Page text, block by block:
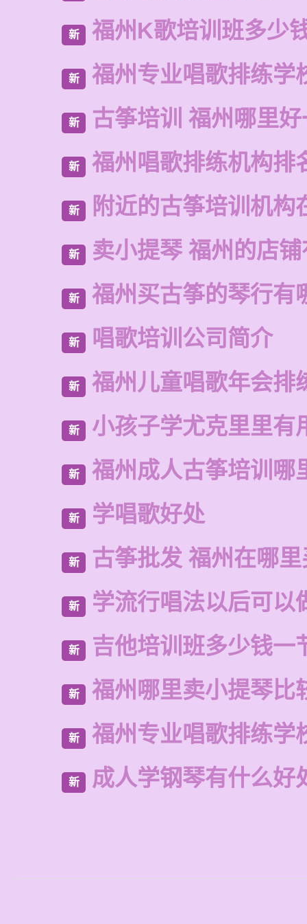
新 福州K歌培训班多少
新 福州专业唱歌排练学
新 古筝培训 福州哪里
新 福州唱歌排练机构排
新 附近的古筝培训机构
新 卖小提琴 福州的店
新 福州买古筝的琴行有
新 唱歌培训公司简介
新 福州儿童唱歌年会排
新 小孩子学尤克里里有
新 福州成人古筝培训哪
新 学唱歌好处
新 古筝批发 福州在哪
新 学流行唱法以后可以
新 吉他培训班多少钱一
新 福州哪里卖小提琴比
新 福州专业唱歌排练学
新 成人学钢琴有什么好